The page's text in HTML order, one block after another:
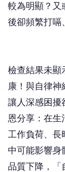
較為明顯？又
後卻頻繁打嗝
檢查結果未顯
康！與自律神
讓人深感困擾
恩分享：在生
工作負荷、長
中可能影響身
品質下降，「